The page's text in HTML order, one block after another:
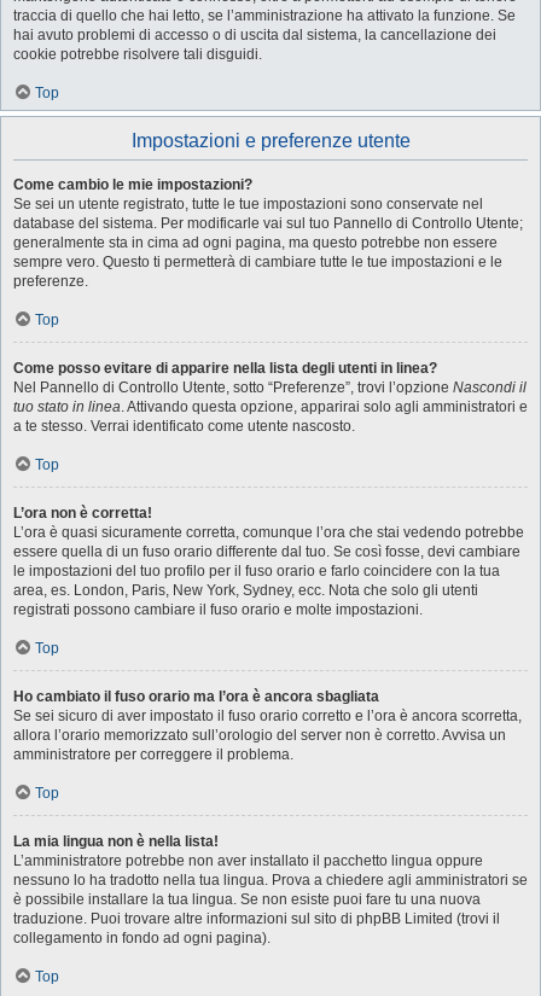
traccia di quello che hai letto, se l’amministrazione ha attivato la funzione. Se
hai avuto problemi di accesso o di uscita dal sistema, la cancellazione dei
cookie potrebbe risolvere tali disguidi.
Top
Impostazioni e preferenze utente
Come cambio le mie impostazioni?
Se sei un utente registrato, tutte le tue impostazioni sono conservate nel
database del sistema. Per modificarle vai sul tuo Pannello di Controllo Utente;
generalmente sta in cima ad ogni pagina, ma questo potrebbe non essere
sempre vero. Questo ti permetterà di cambiare tutte le tue impostazioni e le
preferenze.
Top
Come posso evitare di apparire nella lista degli utenti in linea?
Nel Pannello di Controllo Utente, sotto “Preferenze”, trovi l’opzione Nascondi il
tuo stato in linea. Attivando questa opzione, apparirai solo agli amministratori e
a te stesso. Verrai identificato come utente nascosto.
Top
L’ora non è corretta!
L’ora è quasi sicuramente corretta, comunque l’ora che stai vedendo potrebbe
essere quella di un fuso orario differente dal tuo. Se così fosse, devi cambiare
le impostazioni del tuo profilo per il fuso orario e farlo coincidere con la tua
area, es. London, Paris, New York, Sydney, ecc. Nota che solo gli utenti
registrati possono cambiare il fuso orario e molte impostazioni.
Top
Ho cambiato il fuso orario ma l’ora è ancora sbagliata
Se sei sicuro di aver impostato il fuso orario corretto e l’ora è ancora scorretta,
allora l’orario memorizzato sull’orologio del server non è corretto. Avvisa un
amministratore per correggere il problema.
Top
La mia lingua non è nella lista!
L’amministratore potrebbe non aver installato il pacchetto lingua oppure
nessuno lo ha tradotto nella tua lingua. Prova a chiedere agli amministratori se
è possibile installare la tua lingua. Se non esiste puoi fare tu una nuova
traduzione. Puoi trovare altre informazioni sul sito di phpBB Limited (trovi il
collegamento in fondo ad ogni pagina).
Top